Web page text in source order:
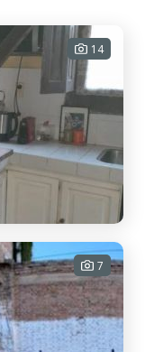
14
Vistalba
-
7